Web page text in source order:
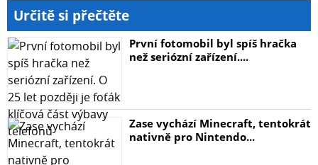
Určitě si přečtěte
První fotomobil byl spíš hračka
než seriózní zařízení....
Zase vychází Minecraft, tentokrát
nativně pro Nintendo...